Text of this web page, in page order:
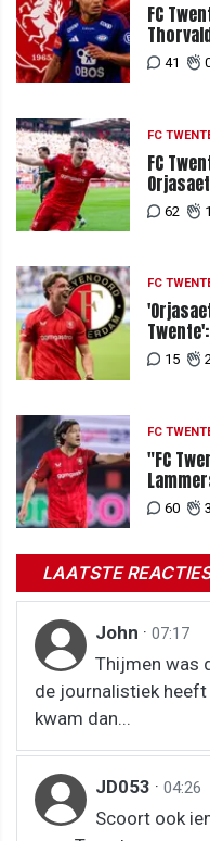
FC
41
FC
FC
62
FC
15
FC
"FC
60 3
LAATSTE REACTIES
John · 07:17
Thijmen was
de journalistiek
kwam dan...
JD053 · 04:26
Scoort ook